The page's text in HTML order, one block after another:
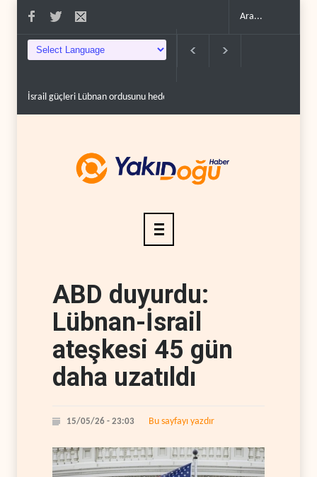
İsrail güçleri Lübnan ordusunu hedef aldı..
ABD duyurdu:
Lübnan-İsrail
ateşkesi 45 gün
daha uzatıldı
15/05/26 - 23:03 Bu sayfayı yazdır